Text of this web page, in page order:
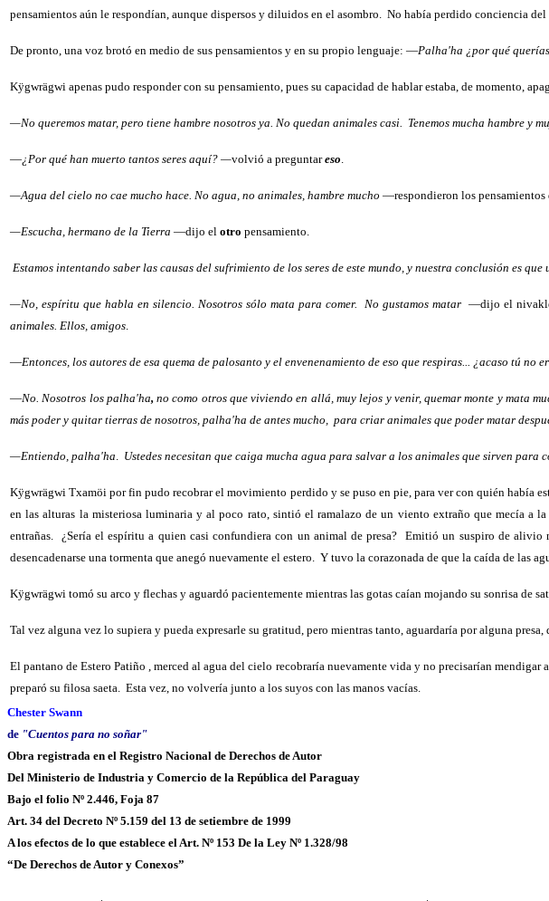
pensamientos aún le respondían, aunque dispersos y diluidos en el asombro. No había perdido conciencia
De pronto, una voz brotó en medio de sus pensamientos y en su propio lenguaje: —Palha'ha ¿por qué
Kÿgwrägwi apenas pudo responder con su pensamiento, pues su capacidad de hablar estaba, de momento,
—No queremos matar, pero tiene hambre nosotros ya. No quedan animales casi. Tenemos mucha hambre y
—¿Por qué han muerto tantos seres aquí? —volvió a preguntareso.
—Agua del cielo no cae mucho hace. No agua, no animales, hambre mucho —respondieron los
—Escucha, hermano de la Tierra —dijo el otro pensamiento.
Estamos intentando saber las causas del sufrimiento de los seres de este mundo, y nuestra conclusión es que
—No, espíritu que habla en silencio. Nosotros sólo mata para comer. No gustamos matar —dijo el
animales. Ellos, amigos.
—Entonces, los autores de esa quema de palosanto y el envenenamiento de eso que respiras... ¿acaso tú no
—No. Nosotros los palha'ha,no como otros que viviendo en allá, muy lejos y venir, quemar monte y mata
más poder y quitar tierras de nosotros, palha'ha de antes mucho, para criar animales que poder matar
—Entiendo, palha'ha. Ustedes necesitan que caiga mucha agua para salvar a los animales que sirven
Kÿgwrägwi Txamöi por fin pudo recobrar el movimiento perdido y se puso en pie, para ver con quién había
en las alturas la misteriosa luminaria y al poco rato, sintió el ramalazo de un viento extraño que mecía a
entrañas. ¿Sería el espíritu a quien casi confundiera con un animal de presa? Emitió un suspiro de alivio
desencadenarse una tormenta que anegó nuevamente el estero. Y tuvo la corazonada de que la caída de las
Kÿgwrägwi tomó su arco y flechas y aguardó pacientemente mientras las gotas caían mojando su sonrisa de
Tal vez alguna vez lo supiera y pueda expresarle su gratitud, pero mientras tanto, aguardaría por alguna
El pantano de Estero Patiño , merced al agua del cielo recobraría nuevamente vida y no precisarían mendigar
preparó su filosa saeta. Esta vez, no volvería junto a los suyos con las manos vacías.
Chester Swann
de "Cuentos para no soñar"
Obra registrada en el Registro Nacional de Derechos de Autor
Del Ministerio de Industria y Comercio de la República del Paraguay
Bajo el folio Nº 2.446, Foja 87
Art. 34 del Decreto Nº 5.159 del 13 de setiembre de 1999
A los efectos de lo que establece el Art. Nº 153 De la Ley Nº 1.328/98
“De Derechos de Autor y Conexos”